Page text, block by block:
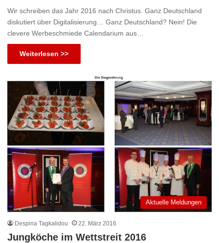
Wir schreiben das Jahr 2016 nach Christus. Ganz Deutschland
diskutiert über Digitalisierung… Ganz Deutschland? Nein! Die
clevere Werbeschmiede Calendarium aus…
Weiterlesen >>
Aktuelle Meldungen
Despina Tagkalidou 22. März 2016
Jungköche im Wettstreit 2016